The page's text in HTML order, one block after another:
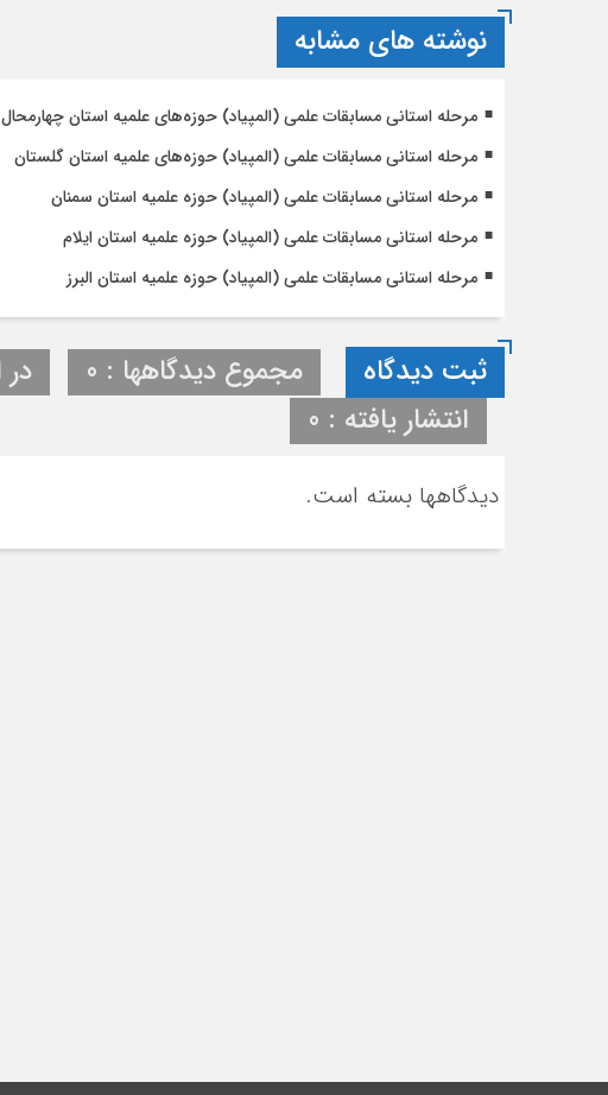
نوشته های مشابه
مرحله استانی مسابقات علمی (المپیاد) حوزه‌های علمیه استان
مرحله استانی مسابقات علمی (المپیاد) حوزه‌های علمیه استان گلستان
مرحله استانی مسابقات علمی (المپیاد) حوزه علمیه استان سمنان
مرحله استانی مسابقات علمی (المپیاد) حوزه علمیه استان ایلام
مرحله استانی مسابقات علمی (المپیاد) حوزه علمیه استان البرز
ثبت دیدگاه مجموع دیدگاهها : 0
در
انتشار یافته : 0
دیدگاهها بسته است.